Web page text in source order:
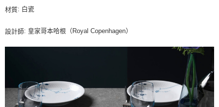
材質: 白瓷
設計師: 皇家哥本哈根（Royal Copenhagen）